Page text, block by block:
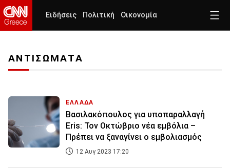
Ειδήσεις Πολιτική Οικονομία
ΑΝΤΙΣΩΜΑΤΑ
ΕΛΛΑΔΑ
Βασιλακόπουλος για υποπαραλλαγή
Eris: Τον Οκτώβριο νέα εμβόλια –
Πρέπει να ξαναγίνει ο εμβολιασμός
12 Αυγ 2023 17:20